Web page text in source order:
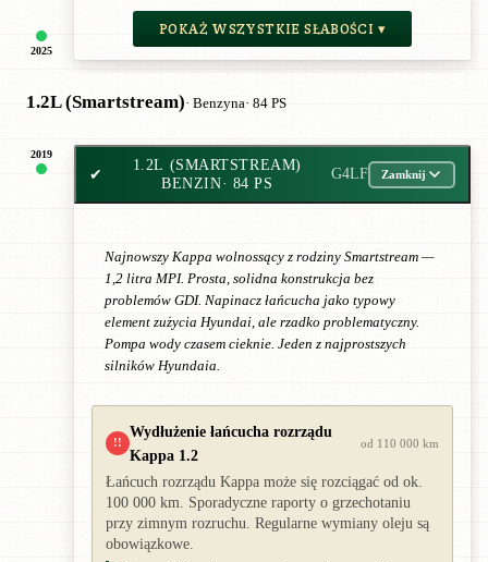
2025
POKAŻ WSZYSTKIE SŁABOŚCI ▾
1.2L (Smartstream)· Benzyna· 84 PS
2019
✔
1.2L (SMARTSTREAM)
BENZIN· 84 PS
G4LF Zamknij
Najnowszy Kappa wolnossący z rodziny Smartstream —
1,2 litra MPI. Prosta, solidna konstrukcja bez
problemów GDI. Napinacz łańcucha jako typowy
element zużycia Hyundai, ale rzadko problematyczny.
Pompa wody czasem cieknie. Jeden z najprostszych
silników Hyundaia.
!!
Wydłużenie łańcucha rozrządu
Kappa 1.2
od 110 000 km
Łańcuch rozrządu Kappa może się rozciągać od ok.
100 000 km. Sporadyczne raporty o grzechotaniu
przy zimnym rozruchu. Regularne wymiany oleju są
obowiązkowe.